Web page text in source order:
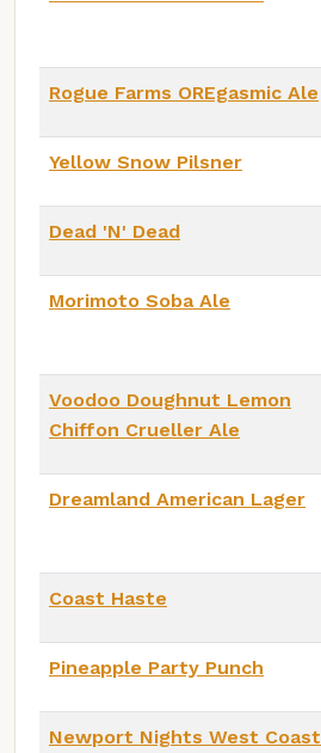
Rogue Farms OREgasmic Ale
Yellow Snow Pilsner
Dead 'N' Dead
Morimoto Soba Ale
Voodoo Doughnut Lemon
Chiffon Crueller Ale
Dreamland American Lager
Coast Haste
Pineapple Party Punch
Newport Nights West Coast